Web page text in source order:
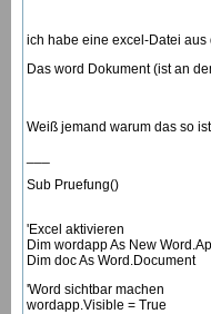
ich habe eine excel-Datei
Das word Dokument (ist an
Weiß jemand warum das so
Sub Pruefung()
'Excel aktivieren
Dim wordapp As New
Dim doc As Word.Document
'Word sichtbar machen
wordapp.Visible = True